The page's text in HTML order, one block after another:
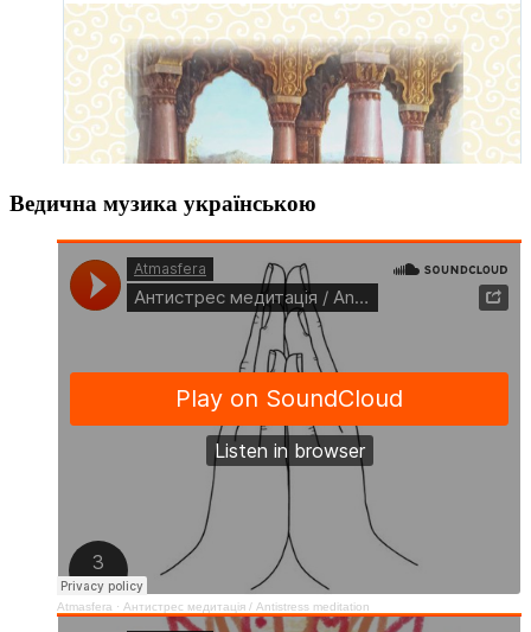
Ведична музика українською
Atmasfera · Антистрес медитація / Аntistress meditation